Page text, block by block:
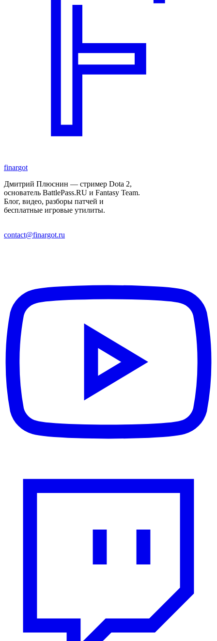
finargot
Дмитрий Плюснин — стример Dota 2,
основатель BattlePass.RU и Fantasy Team.
Блог, видео, разборы патчей и
бесплатные игровые утилиты.
contact@finargot.ru